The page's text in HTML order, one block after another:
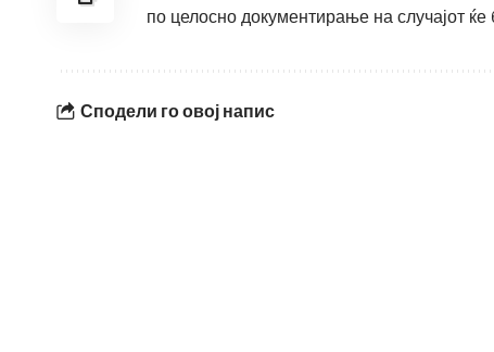
по целосно документирање на случајот
Сподели го овој напис